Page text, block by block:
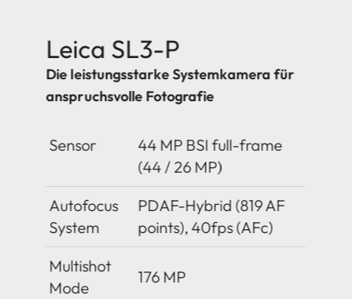
Leica SL3-P
Die leistungsstarke Systemkamera für
anspruchsvolle Fotografie
Sensor
44 MP BSI full-frame
(44 / 26 MP)
Autofocus
System
PDAF-Hybrid (819 AF
points), 40fps (AFc)
Multishot
Mode
176 MP